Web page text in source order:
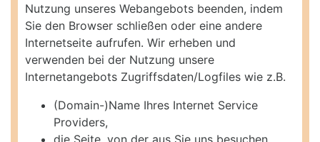
Nutzung unseres Webangebots beenden, indem
Sie den Browser schließen oder eine andere
Internetseite aufrufen. Wir erheben und
verwenden bei der Nutzung unsere
Internetangebots Zugriffsdaten/Logfiles wie z.B.
(Domain-)Name Ihres Internet Service
Providers,